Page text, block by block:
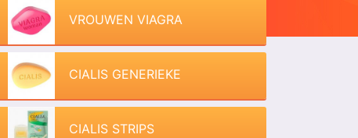
VROUWEN VIAGRA
CIALIS GENERIEKE
CIALIS STRIPS